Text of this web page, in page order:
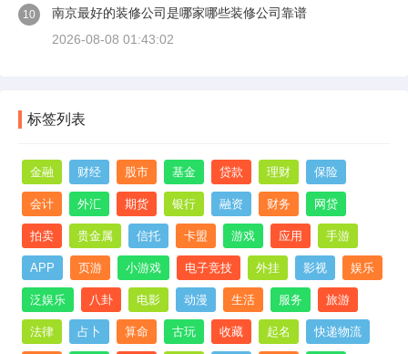
10
南京最好的装修公司是哪家哪些装修公司靠谱
2026-08-08 01:43:02
标签列表
金融 财经 股市 基金 贷款 理财 保险
会计 外汇 期货 银行 融资 财务 网贷
拍卖 贵金属 信托 卡盟 游戏 应用 手游
APP 页游 小游戏 电子竞技 外挂 影视 娱乐
泛娱乐 八卦 电影 动漫 生活 服务 旅游
法律 占卜 算命 古玩 收藏 起名 快递物流